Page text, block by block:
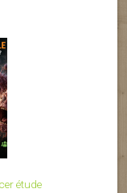
étude